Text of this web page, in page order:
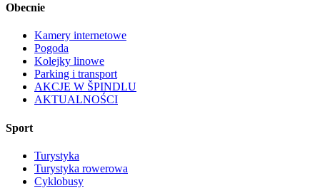
Obecnie
Kamery internetowe
Pogoda
Kolejky linowe
Parking i transport
AKCJE W ŠPINDLU
AKTUALNOŚCI
Sport
Turystyka
Turystyka rowerowa
Cyklobusy